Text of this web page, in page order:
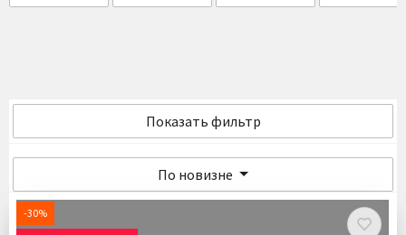
Показать фильтр
По новизне
-30%